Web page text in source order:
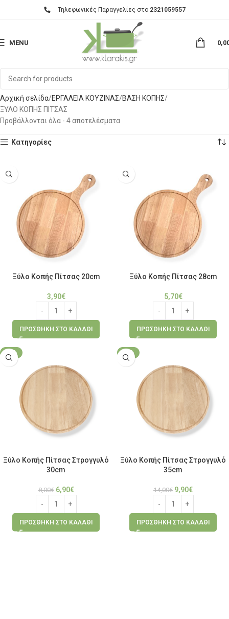
Τηλεφωνικές Παραγγελίες στο 2321059557
MENU
Αρχική σελίδα ΕΡΓΑΛΕΙΑ ΚΟΥΖΙΝΑΣ ΒΑΣΗ ΚΟΠΗΣ
ΞΥΛΟ ΚΟΠΗΣ ΠΙΤΣΑΣ
Προβάλλονται όλα - 4 αποτελέσματα
Κατηγορίες
Ξύλο Κοπής Πίτσας 20cm
3,90€
ΠΡΟΣΘΉΚΗ ΣΤΟ ΚΑΛΆΘΙ
Ξύλο Κοπής Πίτσας 28cm
5,70€
ΠΡΟΣΘΉΚΗ ΣΤΟ ΚΑΛΆΘΙ
-14%
Ξύλο Κοπής Πίτσας Στρογγυλό
30cm
8,00€ 6,90€
ΠΡΟΣΘΉΚΗ ΣΤΟ ΚΑΛΆΘΙ
-29%
Ξύλο Κοπής Πίτσας Στρογγυλό
35cm
14,00€ 9,90€
ΠΡΟΣΘΉΚΗ ΣΤΟ ΚΑΛΆΘΙ